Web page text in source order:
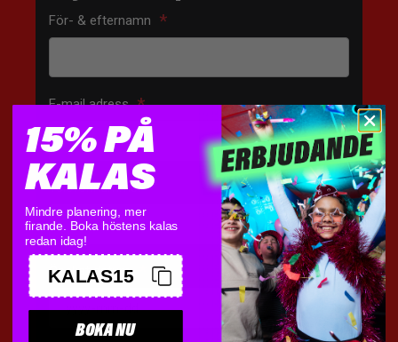
15% PÅ
KALAS
Mindre planering, mer
firande. Boka höstens kalas
redan idag!
KALAS15
BOKA NU